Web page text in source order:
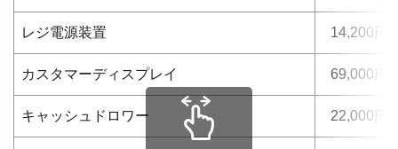
レジ電源装置 14,200円
カスタマーディスプレイ 69,000円
キャッシュドロワー 22,000円